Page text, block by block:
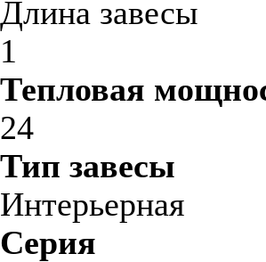
Длина завесы
1
Тепловая
24
Тип завесы
Интерьерная
Серия